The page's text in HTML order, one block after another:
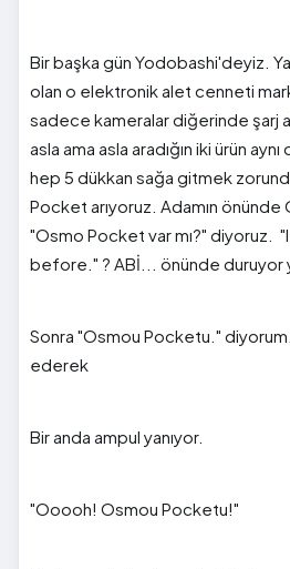
Bir başka gün Yodobashi'deyiz.
olan o elektronik alet cenneti
sadece kameralar diğerinde şarj
asla ama asla aradığın iki ürün
hep 5 dükkan sağa gitmek
Pocket arıyoruz. Adamın
"Osmo Pocket var mı?" diyoruz.
before." ? ABİ... önünde duruyor
Sonra "Osmou Pocketu."
ederek
Bir anda ampul yanıyor.
"Ooooh! Osmou Pocketu!"